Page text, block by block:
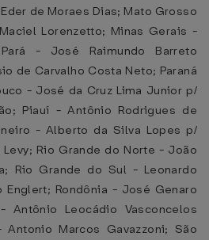
de Moraes Dias; Mato Grosso
Lorenzetto; Minas Gerais -
- José Raimundo Barreto
de Carvalho Costa Neto; Paraná
- José da Cruz Lima Junior p/
Piauí - Antônio Rodrigues de
- Alberto da Silva Lopes p/
Rio Grande do Norte - João
Rio Grande do Sul - Leonardo
Englert; Rondônia - José Genaro
Antônio Leocádio Vasconcelos
Marcos Gavazzoni; São